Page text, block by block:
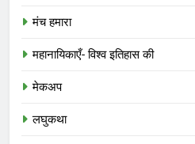
मंच हमारा
महानायिकाएँ- विश्व इतिहास की
मेकअप
लघुकथा